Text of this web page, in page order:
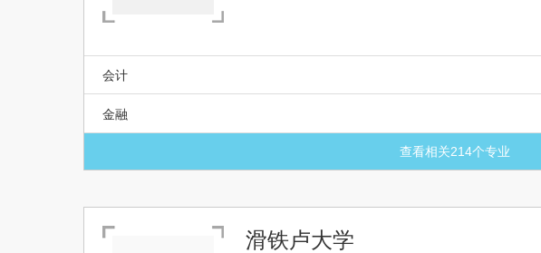
会计
金融
查看相关214个专业
滑铁卢大学